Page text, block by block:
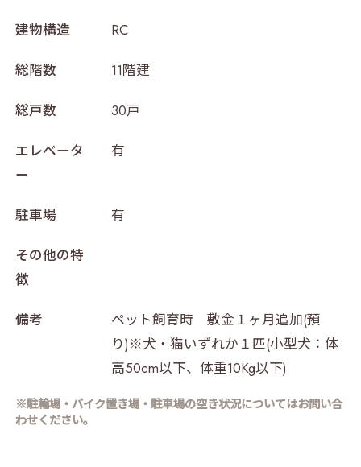
建物構造 RC
総階数 11階建
総戸数 30戸
エレベータ
ー
有
駐車場 有
その他の特
徴
備考
ペット飼育時 敷金１ヶ月追加(預
り)※犬・猫いずれか１匹(小型犬：体
高50cm以下、体重10Kg以下)
※駐輪場・バイク置き場・駐車場の空き状況についてはお問い合
わせください。